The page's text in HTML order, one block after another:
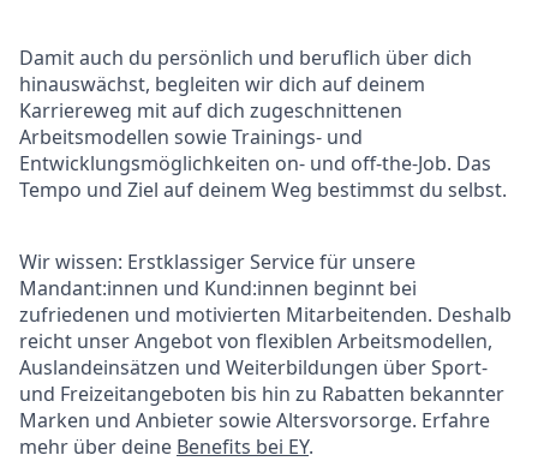
Damit auch du persönlich und beruflich über dich
hinauswächst, begleiten wir dich auf deinem
Karriereweg mit auf dich zugeschnittenen
Arbeitsmodellen sowie Trainings- und
Entwicklungsmöglichkeiten on- und off-the-Job. Das
Tempo und Ziel auf deinem Weg bestimmst du selbst.
Wir wissen: Erstklassiger Service für unsere
Mandant:innen und Kund:innen beginnt bei
zufriedenen und motivierten Mitarbeitenden. Deshalb
reicht unser Angebot von flexiblen Arbeitsmodellen,
Auslandeinsätzen und Weiterbildungen über Sport-
und Freizeitangeboten bis hin zu Rabatten bekannter
Marken und Anbieter sowie Altersvorsorge. Erfahre
mehr über deine Benefits bei EY.